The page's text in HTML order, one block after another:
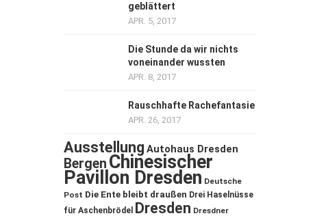
geblättert
APR. 5, 2017
Die Stunde da wir nichts
voneinander wussten
APR. 8, 2017
Rauschhafte Rachefantasie
APR. 26, 2017
Ausstellung Autohaus Dresden
Bergen Chinesischer
Pavillon Dresden Deutsche
Post Die Ente bleibt draußen Drei Haselnüsse
für Aschenbrödel
Dresden Dresdner